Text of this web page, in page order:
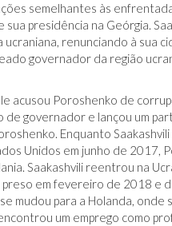
semelhantes às
sua presidência na Geórgia.
renunciando à sua
governador da região
acusou Poroshenko de
de governador e lançou um
Enquanto
Unidos em junho de 2017,
Saakashvili reentrou na
preso em fevereiro de 2018 e
mudou para a Holanda, onde
um emprego como